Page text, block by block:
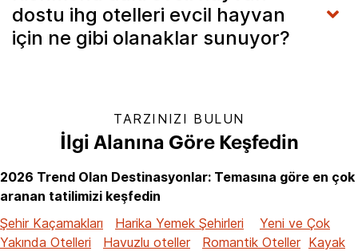
dostu ihg otelleri evcil hayvan
için ne gibi olanaklar sunuyor?
TARZINIZI BULUN
İlgi Alanına Göre Keşfedin
2026 Trend Olan Destinasyonlar: Temasına göre en çok
aranan tatilimizi keşfedin
Şehir Kaçamakları
Harika Yemek Şehirleri
Yeni ve Çok
Yakında Otelleri
Havuzlu oteller Romantik Oteller Kayak